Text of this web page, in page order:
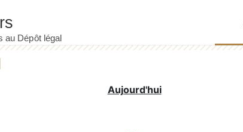
Aujourd'hui